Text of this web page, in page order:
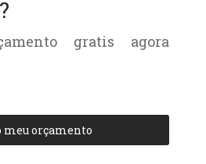
gratis agora
meu orçamento